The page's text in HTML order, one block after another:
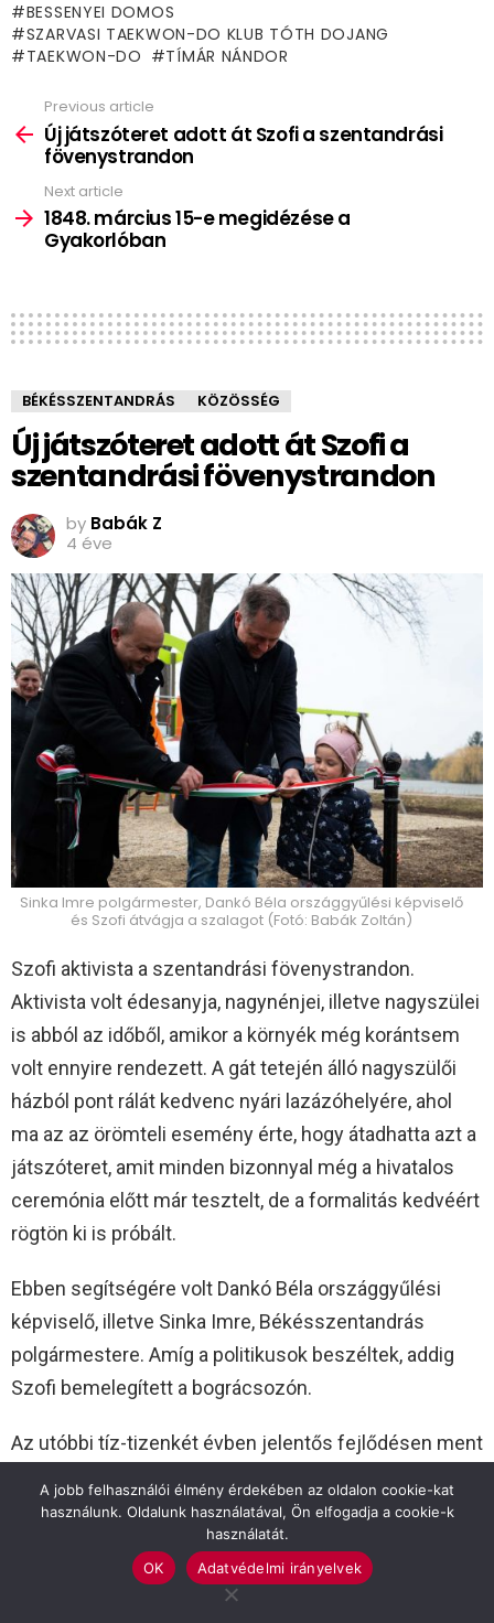
BESSENYEI DOMOS
SZARVASI TAEKWON-DO KLUB TÓTH DOJANG
TAEKWON-DO
TÍMÁR NÁNDOR
more
Previous article
Új játszóteret adott át Szofi a szentandrási
fövenystrandon
Next article
1848. március 15-e megidézése a
Gyakorlóban
BÉKÉSSZENTANDRÁS KÖZÖSSÉG
Új játszóteret adott át Szofi a
szentandrási fövenystrandon
by Babák Z
4 éve
Sinka Imre polgármester, Dankó Béla országgyűlési képviselő
és Szofi átvágja a szalagot (Fotó: Babák Zoltán)
Szofi aktivista a szentandrási fövenystrandon.
Aktivista volt édesanyja, nagynénjei, illetve nagyszülei
is abból az időből, amikor a környék még korántsem
volt ennyire rendezett. A gát tetején álló nagyszülői
házból pont rálát kedvenc nyári lazázóhelyére, ahol
ma az az örömteli esemény érte, hogy átadhatta azt a
játszóteret, amit minden bizonnyal még a hivatalos
ceremónia előtt már tesztelt, de a formalitás kedvéért
rögtön ki is próbált.
Ebben segítségére volt Dankó Béla országgyűlési
képviselő, illetve Sinka Imre, Békésszentandrás
polgármestere. Amíg a politikusok beszéltek, addig
Szofi bemelegített a bográcsozón.
Az utóbbi tíz-tizenkét évben jelentős fejlődésen ment
rendezvénytérre, a mellett levő labdarúgó pályára,
illetve a kerékpárútra tekintve. Közel 300 millió forint
lett ezen a részen elköltve, vont egyenleget. Ezeknek
a beruházásoknak köszönhetően egy megfelelő
A jobb felhasználói élmény érdekében az oldalon cookie-kat
használunk. Oldalunk használatával, Ön elfogadja a cookie-k
használatát.
OK
Adatvédelmi irányelvek